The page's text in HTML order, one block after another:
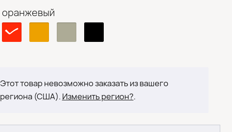
оранжевый
Этот товар невозможно заказать из вашего
региона (США). Изменить регион?.